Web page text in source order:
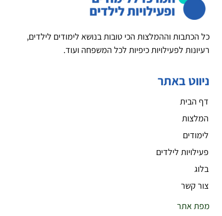
כל הכתבות וההמלצות הכי טובות בנושא לימודים לילדים,
רעיונות לפעילויות כיפיות לכל המשפחה ועוד.
ניווט באתר
דף הבית
המלצות
לימודים
פעילויות לילדים
בלוג
צור קשר
מפת אתר